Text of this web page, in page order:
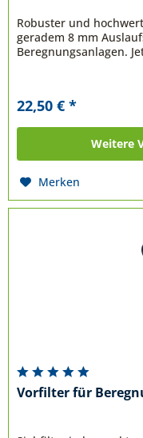
Robuster und
geradem 8 mm
Beregnungsanlagen.
22,50 € *
Weitere
Merken
Vorfilter für